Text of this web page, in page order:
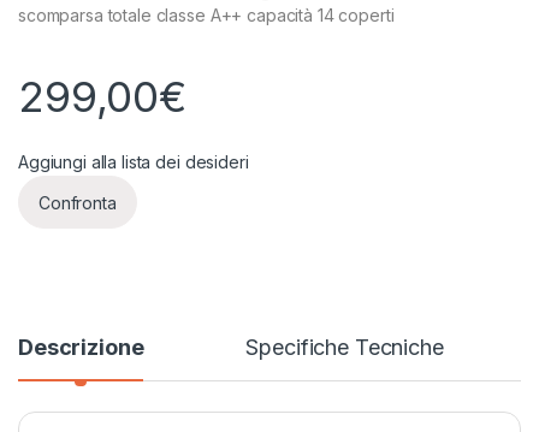
scomparsa totale classe A++ capacità 14 coperti
299,00€
Aggiungi alla lista dei desideri
Confronta
Descrizione Specifiche Tecniche